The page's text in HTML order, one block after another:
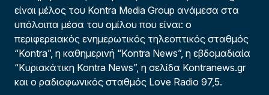
είναι μέλος του Kontra Media Group ανάμεσα στα
υπόλοιπα μέσα του ομίλου που είναι: ο
περιφερειακός ενημερωτικός τηλεοπτικός σταθμός
“Kontra”, η καθημερινή “Kontra News”, η εβδομαδιαία
“Κυριακάτικη Kontra News”, η σελίδα Kontranews.gr
και ο ραδιοφωνικός σταθμός Love Radio 97,5.